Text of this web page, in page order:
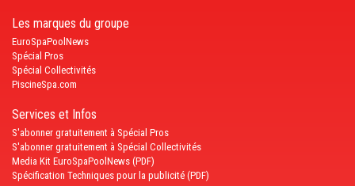
Les marques du groupe
EuroSpaPoolNews
Spécial Pros
Spécial Collectivités
PiscineSpa.com
Services et Infos
S'abonner gratuitement à Spécial Pros
S'abonner gratuitement à Spécial Collectivités
Media Kit EuroSpaPoolNews (PDF)
Spécification Techniques pour la publicité (PDF)